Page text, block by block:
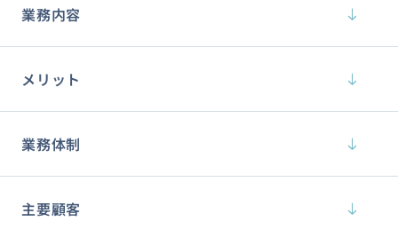
業務内容
メリット
業務体制
主要顧客